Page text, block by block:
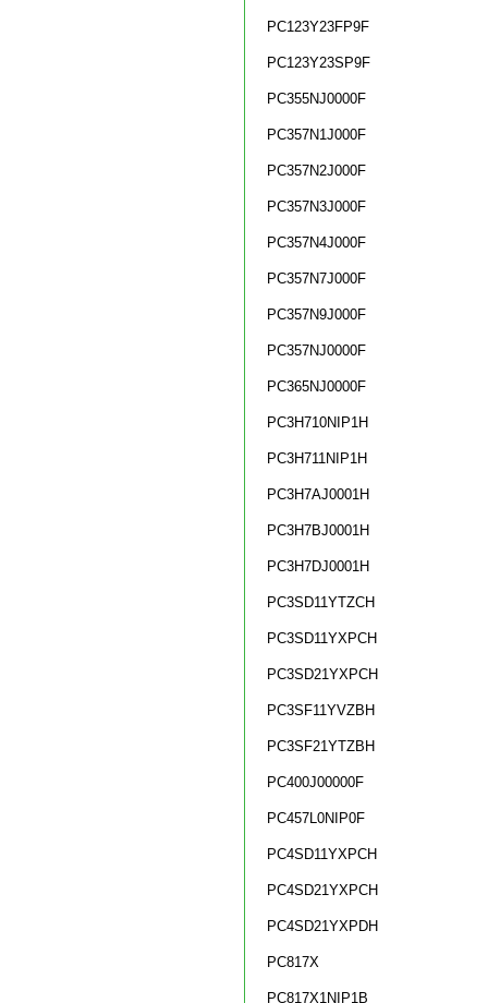
PC123Y23FP9F
PC123Y23SP9F
PC355NJ0000F
PC357N1J000F
PC357N2J000F
PC357N3J000F
PC357N4J000F
PC357N7J000F
PC357N9J000F
PC357NJ0000F
PC365NJ0000F
PC3H710NIP1H
PC3H711NIP1H
PC3H7AJ0001H
PC3H7BJ0001H
PC3H7DJ0001H
PC3SD11YTZCH
PC3SD11YXPCH
PC3SD21YXPCH
PC3SF11YVZBH
PC3SF21YTZBH
PC400J00000F
PC457L0NIP0F
PC4SD11YXPCH
PC4SD21YXPCH
PC4SD21YXPDH
PC817X
PC817X1NIP1B